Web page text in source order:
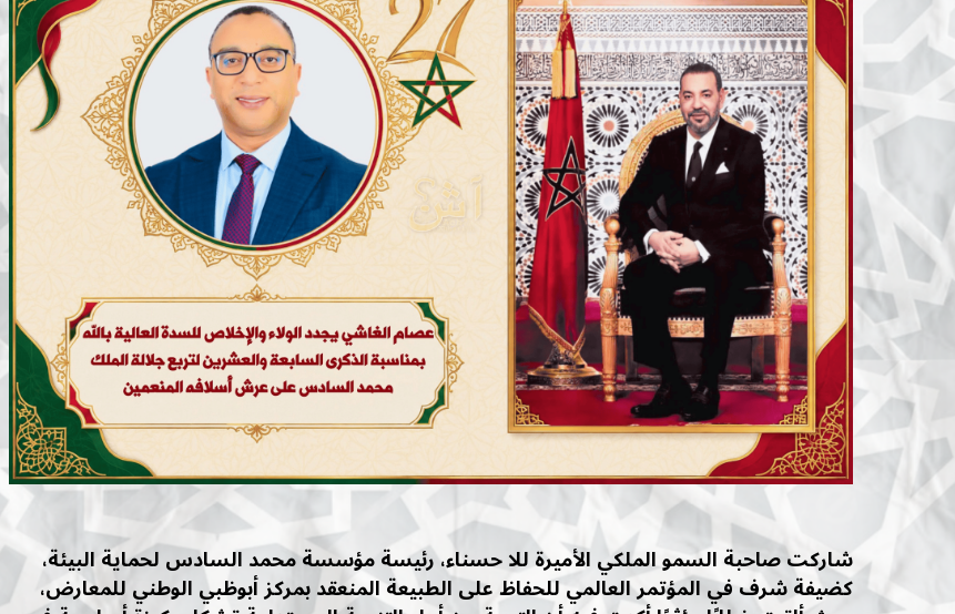
شاركت صاحبة السمو الملكي الأميرة للا حسناء، رئيسة مؤسسة محمد السادس لحماية البيئة،
كضيفة شرف في المؤتمر العالمي للحفاظ على الطبيعة المنعقد بمركز أبوظبي الوطني للمعارض،